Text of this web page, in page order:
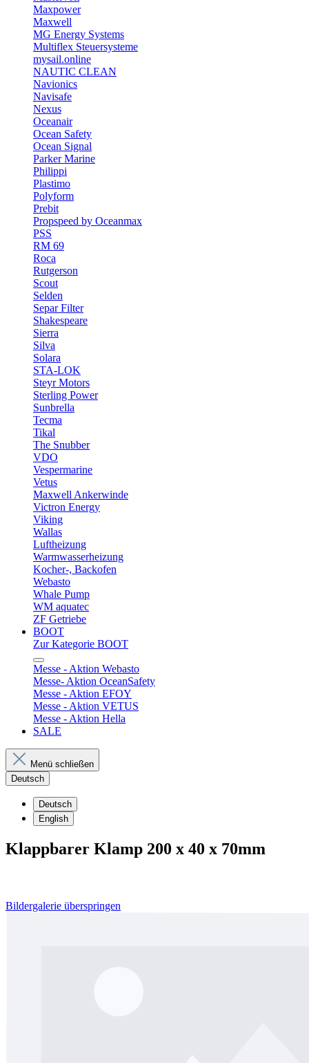
Maxpower
Maxwell
MG Energy Systems
Multiflex Steuersysteme
mysail.online
NAUTIC CLEAN
Navionics
Navisafe
Nexus
Oceanair
Ocean Safety
Ocean Signal
Parker Marine
Philippi
Plastimo
Polyform
Prebit
Propspeed by Oceanmax
PSS
RM 69
Roca
Rutgerson
Scout
Selden
Separ Filter
Shakespeare
Sierra
Silva
Solara
STA-LOK
Steyr Motors
Sterling Power
Sunbrella
Tecma
Tikal
The Snubber
VDO
Vespermarine
Vetus
Maxwell Ankerwinde
Victron Energy
Viking
Wallas
Luftheizung
Warmwasserheizung
Kocher-, Backofen
Webasto
Whale Pump
WM aquatec
ZF Getriebe
BOOT
Zur Kategorie BOOT
Messe - Aktion Webasto
Messe- Aktion OceanSafety
Messe - Aktion EFOY
Messe - Aktion VETUS
Messe - Aktion Hella
SALE
Menü schließen
Deutsch
Deutsch
English
Klappbarer Klamp 200 x 40 x 70mm
Bildergalerie überspringen